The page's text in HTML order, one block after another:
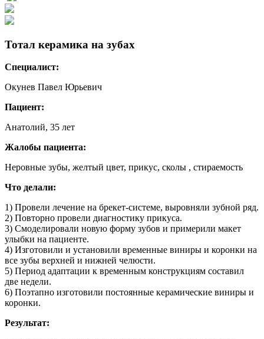
Тотал керамика на зубах
Специалист:
Окунев Павел Юрьевич
Пациент:
Анатолий, 35 лет
Жалобы пациента:
Неровные зубы, желтый цвет, прикус, сколы , стираемость
Что делали:
1) Провели лечение на брекет-системе, выровняли зубной ряд.
2) Повторно провели диагностику прикуса.
3) Смоделировали новую форму зубов и примерили макет
улыбки на пациенте.
4) Изготовили и установили временные виниры и коронки на
все зубы верхней и нижней челюсти.
5) Период адаптации к временным конструкциям составил
две недели.
6) Поэтапно изготовили постоянные керамические виниры и
коронки.
Результат: